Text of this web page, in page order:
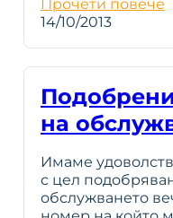
Прочети повече
14/10/2013
на
Имаме
с цел
обслужването